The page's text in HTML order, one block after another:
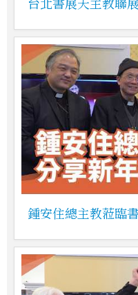
鍾安住總主教蒞臨